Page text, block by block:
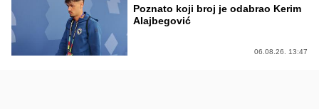
Poznato koji broj je odabrao Kerim
Alajbegović
06.08.26. 13:47